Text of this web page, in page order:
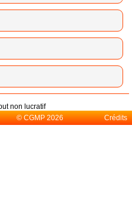
non lucratif
© CGMP 2026 Crédits